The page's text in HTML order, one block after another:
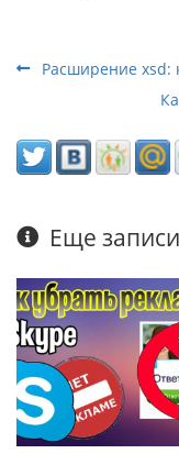
Расширение xsd:
Еще